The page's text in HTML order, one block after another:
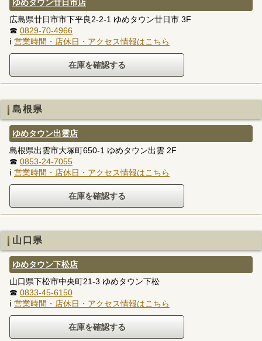
ゆめタウン廿日市店
広島県廿日市市下平良2-2-1 ゆめタウン廿日市 3F
☎ 0829-70-4966
ℹ 営業時間・店休日・アクセス情報はこちら
島根県
ゆめタウン出雲店
島根県出雲市大塚町650-1 ゆめタウン出雲 2F
☎ 0853-24-7055
ℹ 営業時間・店休日・アクセス情報はこちら
山口県
ゆめタウン下松店
山口県下松市中央町21-3 ゆめタウン下松
☎ 0833-45-6150
ℹ 営業時間・店休日・アクセス情報はこちら